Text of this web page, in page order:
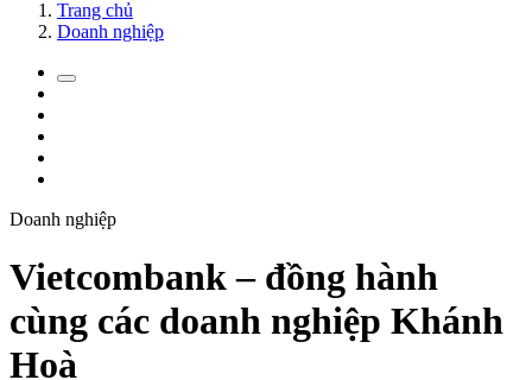
Trang chủ
Doanh nghiệp
Doanh nghiệp
Vietcombank – đồng hành
cùng các doanh nghiệp Khánh
Hoà